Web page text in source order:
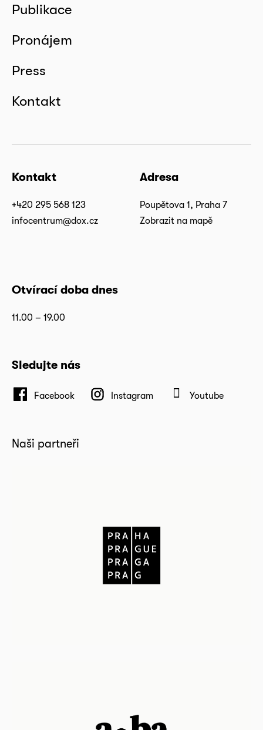
Publikace
Pronájem
Press
Kontakt
Kontakt
+420 295 568 123
infocentrum@dox.cz
Adresa
Poupětova 1, Praha 7
Zobrazit na mapě
Otvírací doba dnes
11.00 – 19.00
Sledujte nás
Facebook Instagram Youtube
Naši partneři